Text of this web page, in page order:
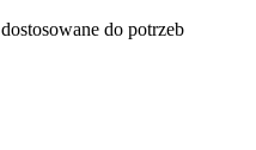
dostosowane do potrzeb